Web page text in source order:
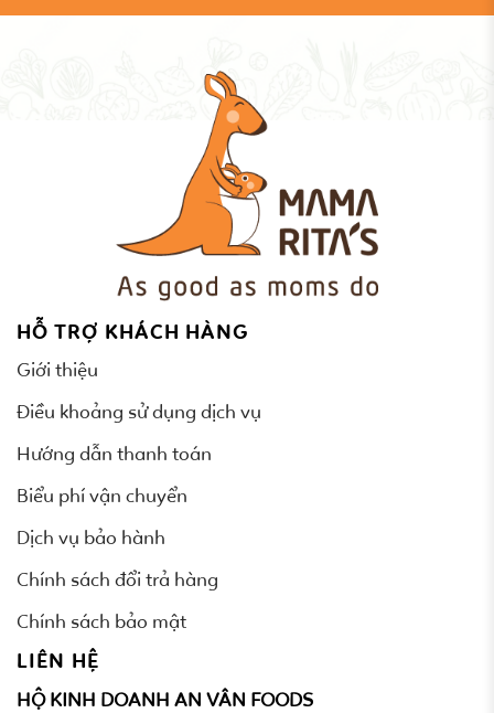
HỖ TRỢ KHÁCH HÀNG
Giới thiệu
Điều khoảng sử dụng dịch vụ
Hướng dẫn thanh toán
Biểu phí vận chuyển
Dịch vụ bảo hành
Chính sách đổi trả hàng
Chính sách bảo mật
LIÊN HỆ
HỘ KINH DOANH AN VÂN FOODS